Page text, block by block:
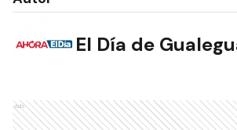
El Día de
Ads